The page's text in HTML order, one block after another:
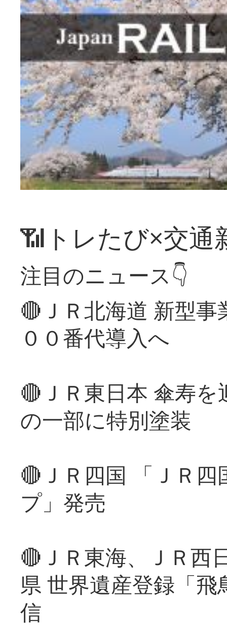
📶トレたび×交通
注目のニュース👇
🔴ＪＲ北海道 新型
００番代導入へ
🔴ＪＲ東日本 傘寿
の一部に特別塗装
🔴ＪＲ四国 「ＪＲ
プ」発売
🔴ＪＲ東海、ＪＲ西
県 世界遺産登録「
信